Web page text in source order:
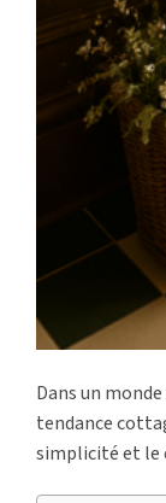
Dans un
tendance
simplicité et le